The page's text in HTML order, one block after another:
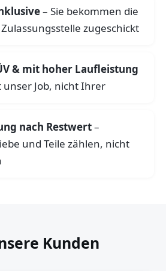
– Sie bekommen die
zugeschickt
& mit hoher Laufleistung
unser Job, nicht Ihrer
nach Restwert–
und Teile zählen, nicht
Kunden